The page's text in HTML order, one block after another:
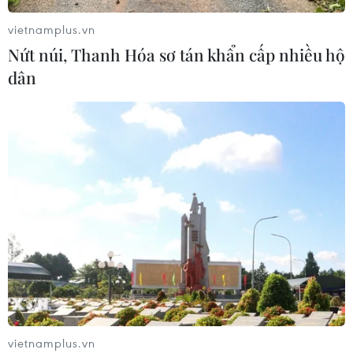
06/08/2026 09:45
CƠ QUAN CHỦ QUẢN: THÔNG TẤN XÃ VIỆT NAM
Tổng Biên tập: TRẦN TIẾN DUẨN
Phó Tổng Biên tập: NGUYỄN THỊ TÁM, KHÚC THANH
THỦY
Sở hữu trí tuệ
Quy định sử dụng
vietnamplus.vn
Nứt núi, Thanh Hóa sơ tán khẩn cấp nhiều hộ
dân
vietnamplus.vn